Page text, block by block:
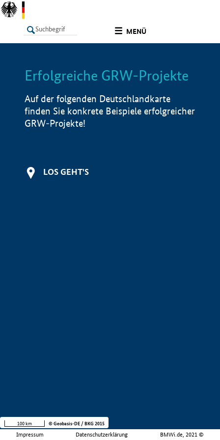
MENÜ
LISTE Info
Erfolgreiche GRW-Projekte
Auf der folgenden Deutschlandkarte
finden Sie konkrete Beispiele erfolgreicher
GRW-Projekte!
LOS GEHT'S
Impressum Datenschutzerklärung BMWi.de, 2021 ©
100 km © Geobasis-DE / BKG 2015